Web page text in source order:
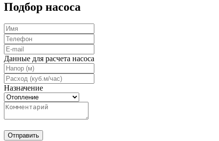
Подбор насоса
Данные для расчета насоса
Назначение
Отправить